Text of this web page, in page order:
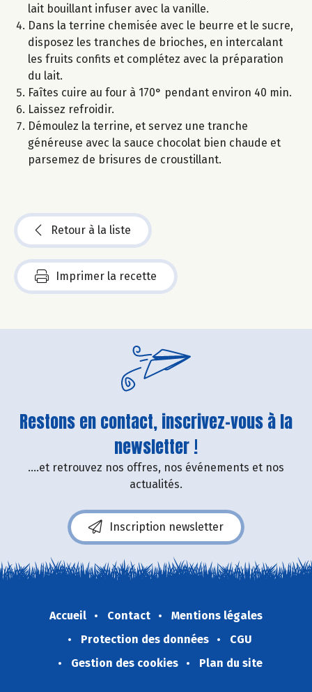
lait bouillant infuser avec la vanille.
Dans la terrine chemisée avec le beurre et le sucre,
disposez les tranches de brioches, en intercalant
les fruits confits et complétez avec la préparation
du lait.
Faîtes cuire au four à 170° pendant environ 40 min.
Laissez refroidir.
Démoulez la terrine, et servez une tranche
généreuse avec la sauce chocolat bien chaude et
parsemez de brisures de croustillant.
Retour à la liste
Imprimer la recette
Restons en contact, inscrivez-vous à la
newsletter !
....et retrouvez nos offres, nos événements et nos
actualités.
Inscription newsletter
Accueil Contact
Mentions légales
Protection des données
CGU
Gestion des cookies
Plan du site